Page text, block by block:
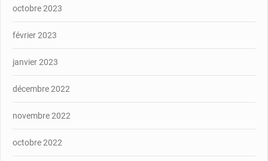
octobre 2023
février 2023
janvier 2023
décembre 2022
novembre 2022
octobre 2022